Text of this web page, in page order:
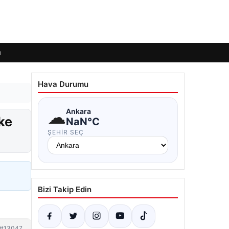
Hava Durumu
☁Ankara
NaN°C
ŞEHIR SEÇ
Bizi Takip Edin